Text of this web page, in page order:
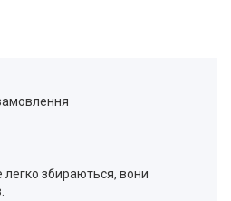
легко збираються, вони